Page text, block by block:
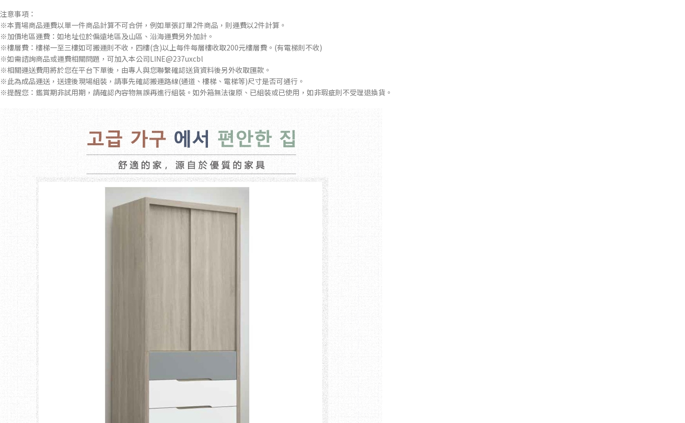
注意事項：
※本賣場商品運費以單一件商品計算不可合併，例如單張訂單2件商品，則運費以2件計算。
※加價地區運費：如地址位於偏遠地區及山區、沿海運費另外加計。
※樓層費：樓梯一至三樓如可搬運則不收，四樓(含)以上每件每層樓收取200元樓層費。(有電梯則不收)
※如需諮詢商品或運費相關問題，可加入本公司LINE@237uxcbl
※相關運送費用將於您在平台下單後，由專人與您聯繫確認送貨資料後另外收取匯款。
※此為成品運送，送達後現場組裝，請事先確認搬運路線(通道、樓梯、電梯等)尺寸是否可通行。
※提醒您：鑑賞期非試用期，請確認內容物無誤再進行組裝。如外箱無法復原、已組裝或已使用，如非瑕疵則不受理退換貨。